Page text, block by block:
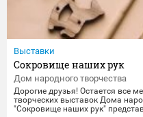
Выставки
Сокровище наших рук
Дом народного творчества
Дорогие друзья! Остается все
творческих выставок Дома
"Сокровище наших рук"